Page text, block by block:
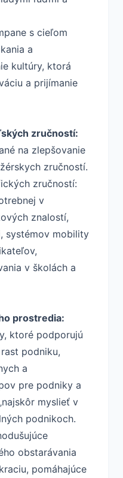
s cieľom
a
kultúry, ktorá
a prijímanie
zručností:
na zlepšovanie
zručností.
zručností:
v
znalostí,
systémov mobility
v školách a
prostredia:
ktoré podporujú
podniku,
a
pre podniky a
myslieť v
podnikoch.
obstarávania
pomáhajúce